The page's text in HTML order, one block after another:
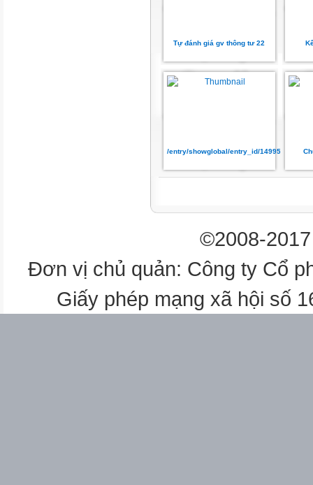
Tự đánh giá gv thông tư 22
/entry/showglobal/entry_id/14995090
©2008-
Đơn vị chủ quản: Công ty Cổ
Giấy phép mạng xã hội số